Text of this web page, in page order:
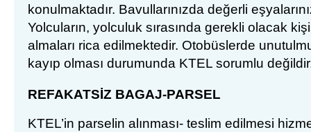
konulmaktadır. Bavullarınızda değerli
Yolcuların, yolculuk sırasında gerekli olacak
almaları rica edilmektedir. Otobüslerde
kayıp olması durumunda KTEL sorumlu
REFAKATSİZ BAGAJ-PARSEL
KTEL’in parselin al ınması- teslim edilmesi